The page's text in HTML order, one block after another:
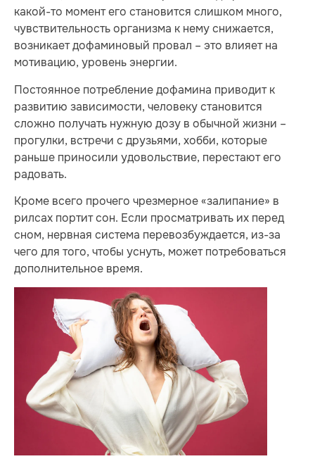
какой-то момент его становится слишком много,
чувствительность организма к нему снижается,
возникает дофаминовый провал – это влияет на
мотивацию, уровень энергии.
Постоянное потребление дофамина приводит к
развитию зависимости, человеку становится
сложно получать нужную дозу в обычной жизни –
прогулки, встречи с друзьями, хобби, которые
раньше приносили удовольствие, перестают его
радовать.
Кроме всего прочего чрезмерное «залипание» в
рилсах портит сон. Если просматривать их перед
сном, нервная система перевозбуждается, из-за
чего для того, чтобы уснуть, может потребоваться
дополнительное время.